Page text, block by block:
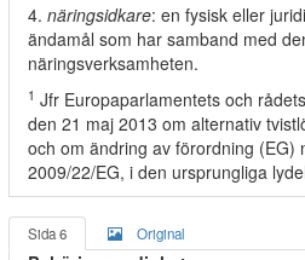
4. näringsidkare: en fysisk eller
ändamål som har samband med
näringsverksamheten.
1 Jfr Europaparlamentets och
den 21 maj 2013 om alternativ
och om ändring av förordning (EG)
2009/22/EG, i den ursprungliga
Sida 6 Original